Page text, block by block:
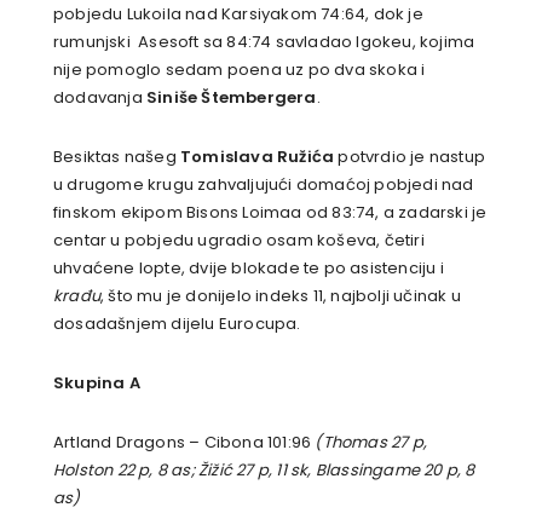
pobjedu Lukoila nad Karsiyakom 74:64, dok je
rumunjski Asesoft sa 84:74 savladao Igokeu, kojima
nije pomoglo sedam poena uz po dva skoka i
dodavanja Siniše Štembergera.
Besiktas našeg Tomislava Ružića potvrdio je nastup
u drugome krugu zahvaljujući domaćoj pobjedi nad
finskom ekipom Bisons Loimaa od 83:74, a zadarski je
centar u pobjedu ugradio osam koševa, četiri
uhvaćene lopte, dvije blokade te po asistenciju i
krađu, što mu je donijelo indeks 11, najbolji učinak u
dosadašnjem dijelu Eurocupa.
Skupina A
Artland Dragons – Cibona 101:96 (Thomas 27 p,
Holston 22 p, 8 as; Žižić 27 p, 11 sk, Blassingame 20 p, 8
as)